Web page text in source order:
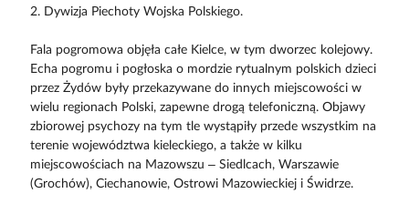
2. Dywizja Piechoty Wojska Polskiego.
Fala pogromowa objęła całe Kielce, w tym dworzec kolejowy.
Echa pogromu i pogłoska o mordzie rytualnym polskich dzieci
przez Żydów były przekazywane do innych miejscowości w
wielu regionach Polski, zapewne drogą telefoniczną. Objawy
zbiorowej psychozy na tym tle wystąpiły przede wszystkim na
terenie województwa kieleckiego, a także w kilku
miejscowościach na Mazowszu – Siedlcach, Warszawie
(Grochów), Ciechanowie, Ostrowi Mazowieckiej i Świdrze.